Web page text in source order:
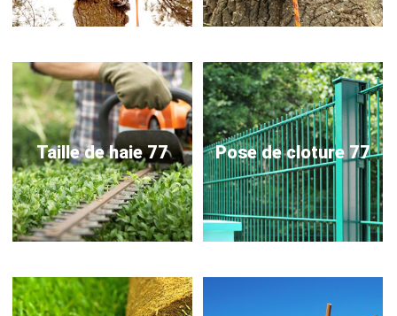
Taille de haie 77 Pose de cloture 77